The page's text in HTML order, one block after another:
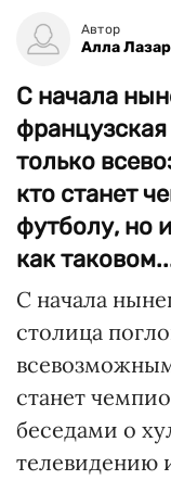
Автор
Алла
С начала
только
кто станет
футболу, но
как
С начала
столица
станет
беседами о
телевидению